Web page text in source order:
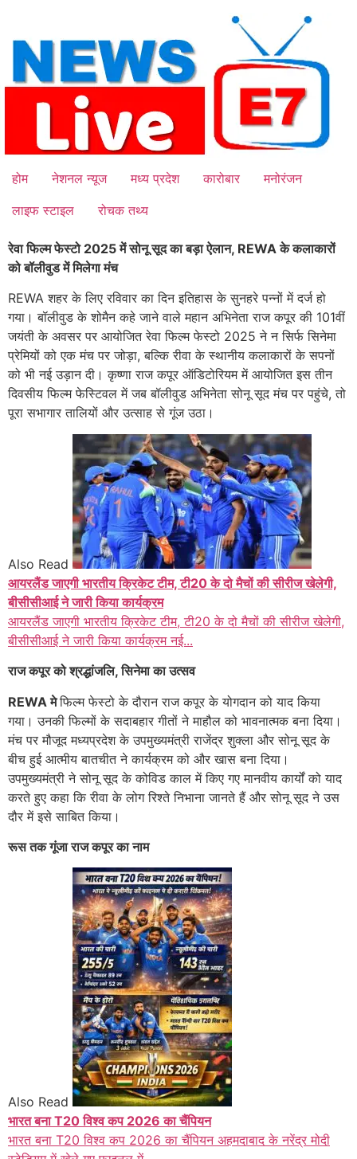
content
होम नेशनल न्यूज मध्य प्रदेश कारोबार
मनोरंजन
लाइफ स्टाइल
रोचक तथ्य
रेवा फिल्म फेस्टो 2025 में सोनू सूद का बड़ा ऐलान, REWA के कलाकारों
को बॉलीवुड में मिलेगा मंच
REWA शहर के लिए रविवार का दिन इतिहास के सुनहरे पन्नों में दर्ज हो
गया। बॉलीवुड के शोमैन कहे जाने वाले महान अभिनेता राज कपूर की 101वीं
जयंती के अवसर पर आयोजित रेवा फिल्म फेस्टो 2025 ने न सिर्फ सिनेमा
प्रेमियों को एक मंच पर जोड़ा, बल्कि रीवा के स्थानीय कलाकारों के सपनों
को भी नई उड़ान दी। कृष्णा राज कपूर ऑडिटोरियम में आयोजित इस तीन
दिवसीय फिल्म फेस्टिवल में जब बॉलीवुड अभिनेता सोनू सूद मंच पर पहुंचे, तो
पूरा सभागार तालियों और उत्साह से गूंज उठा।
Also Read
आयरलैंड जाएगी भारतीय क्रिकेट टीम, टी20 के दो मैचों की सीरीज खेलेगी,
बीसीसीआई ने जारी किया कार्यक्रम
आयरलैंड जाएगी भारतीय क्रिकेट टीम, टी20 के दो मैचों की सीरीज खेलेगी,
बीसीसीआई ने जारी किया कार्यक्रम नई...
राज कपूर को श्रद्धांजलि, सिनेमा का उत्सव
REWA मेफिल्म फेस्टो के दौरान राज कपूर के योगदान को याद किया
गया। उनकी फिल्मों के सदाबहार गीतों ने माहौल को भावनात्मक बना दिया।
मंच पर मौजूद मध्यप्रदेश के उपमुख्यमंत्री राजेंद्र शुक्ला और सोनू सूद के
बीच हुई आत्मीय बातचीत ने कार्यक्रम को और खास बना दिया।
उपमुख्यमंत्री ने सोनू सूद के कोविड काल में किए गए मानवीय कार्यों को याद
करते हुए कहा कि रीवा के लोग रिश्ते निभाना जानते हैं और सोनू सूद ने उस
दौर में इसे साबित किया।
रूस तक गूंजा राज कपूर का नाम
Also Read
भारत बना T20 विश्व कप 2026 का चैंपियन
भारत बना T20 विश्व कप 2026 का चैंपियन अहमदाबाद के नरेंद्र मोदी